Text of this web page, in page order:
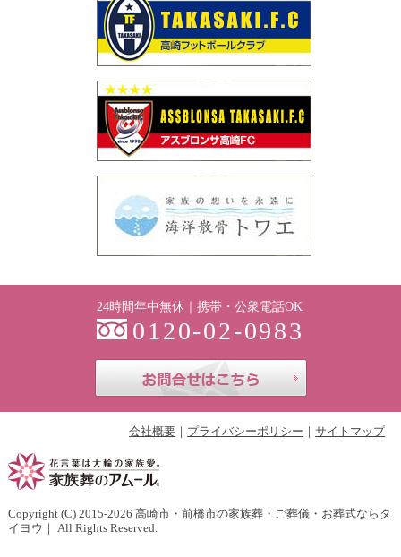
24時間年中無休｜携帯・公衆電話OK
0120-02-0983
会社概要 プライバシーポリシー サイトマップ
Copyright (C) 2015-2026 高崎市・前橋市の家族葬・ご葬儀・お葬式ならタ
イヨウ ｜ All Rights Reserved.